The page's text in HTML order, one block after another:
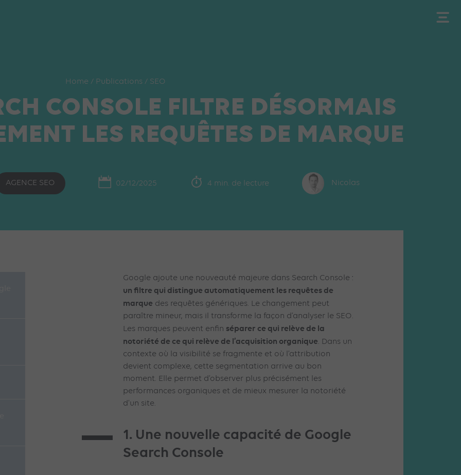
Home / Publications / SEO
CONSOLE FILTRE DÉSORMAIS
LES REQUÊTES DE MARQUE
AGENCE SEO 02/12/2025 4 min. de lecture Nicolas
Google ajoute une nouveauté majeure dans Search Console :
un filtre qui distingue automatiquement les requêtes de
marque des requêtes génériques. Le changement peut
paraître mineur, mais il transforme la façon d’analyser le SEO.
Les marques peuvent enfin séparer ce qui relève de la
notoriété de ce qui relève de l’acquisition organique. Dans un
contexte où la visibilité se fragmente et où l’attribution
devient complexe, cette segmentation arrive au bon
moment. Elle permet d’observer plus précisément les
performances organiques et de mieux mesurer la notoriété
d’un site.
1. Une nouvelle capacité de Google
Search Console